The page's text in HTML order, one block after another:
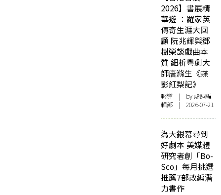
2026】書展精
華遊 ：羅家英
傳奇生涯大回
顧 阮兆輝與鄧
樹榮談戲曲本
質 細析粵劇大
師唐滌生《蝶
影紅梨記》
報導 | by 虛詞編
輯部 | 2026-07-21
為大銀幕尋到
好劇本 美媒體
研究者創「Bo-
Sco」每月挑選
推薦7部改編潛
力書作